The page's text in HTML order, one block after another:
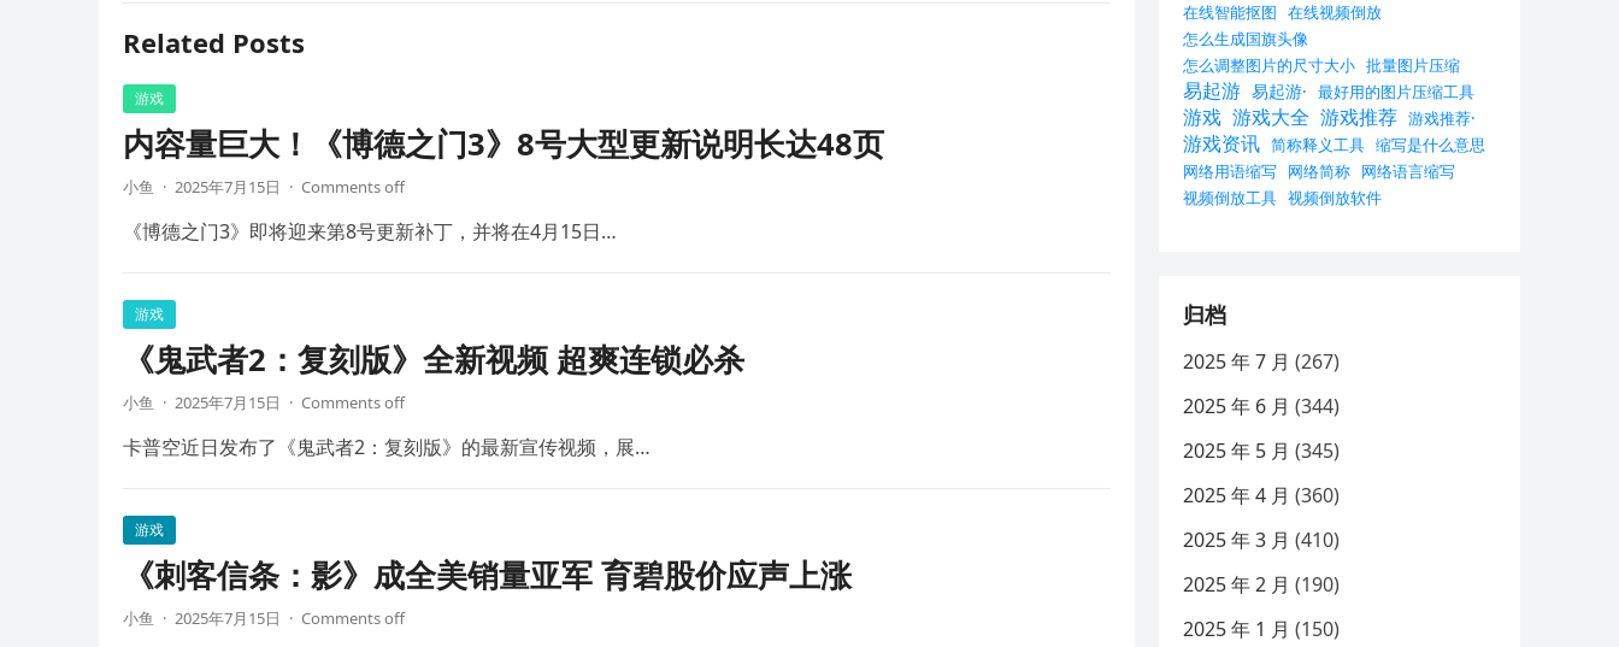
Related Posts
游戏
内容量巨大！《博德之门3》8号大型更新说明长达48页
小鱼 · 2025年7月15日 · Comments off
《博德之门3》即将迎来第8号更新补丁，并将在4月15日…
游戏
《鬼武者2：复刻版》全新视频 超爽连锁必杀
小鱼 · 2025年7月15日 · Comments off
卡普空近日发布了《鬼武者2：复刻版》的最新宣传视频，展…
游戏
《刺客信条：影》成全美销量亚军 育碧股价应声上涨
小鱼 · 2025年7月15日 · Comments off
在线智能抠图 在线视频倒放
怎么生成国旗头像
怎么调整图片的尺寸大小 批量图片压缩
易起游 易起游· 最好用的图片压缩工具
游戏 游戏大全 游戏推荐 游戏推荐·
游戏资讯 简称释义工具 缩写是什么意思
网络用语缩写 网络简称 网络语言缩写
视频倒放工具 视频倒放软件
归档
2025 年 7 月 (267)
2025 年 6 月 (344)
2025 年 5 月 (345)
2025 年 4 月 (360)
2025 年 3 月 (410)
2025 年 2 月 (190)
2025 年 1 月 (150)